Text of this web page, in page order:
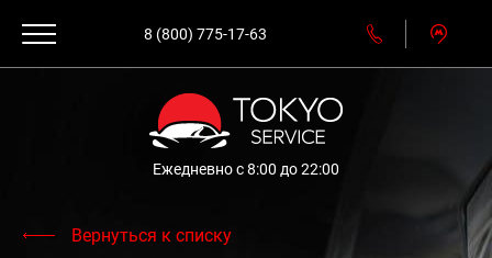
8 (800) 775-17-63
Ежедневно с 8:00 до 22:00
Вернуться к списку